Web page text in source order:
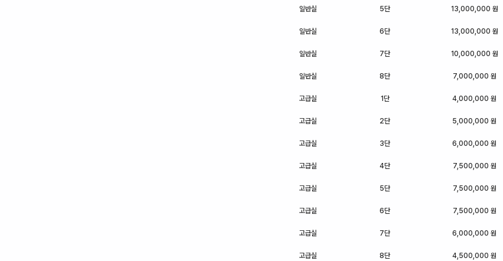
일반실 5단 13,000,000 원
일반실 6단 13,000,000 원
일반실 7단 10,000,000 원
일반실 8단 7,000,000 원
고급실 1단 4,000,000 원
고급실 2단 5,000,000 원
고급실 3단 6,000,000 원
고급실 4단 7,500,000 원
고급실 5단 7,500,000 원
고급실 6단 7,500,000 원
고급실 7단 6,000,000 원
고급실 8단 4,500,000 원